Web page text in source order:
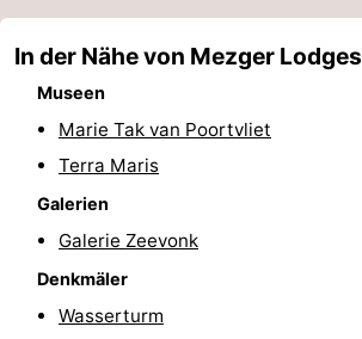
Denkmäler
-
Mühlen
Leuchtturme
Aussichtspunkte
Attraktionen
Spielplätze
In der Nähe von Mezger Lodges
Museen
Marie Tak van Poortvliet
Terra Maris
Galerien
Galerie Zeevonk
Denkmäler
Wasserturm